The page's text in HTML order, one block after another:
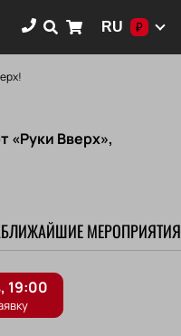
RU ₽
«Руки Вверх»,
БЛИЖАЙШИЕ МЕРОПРИЯТИЯ